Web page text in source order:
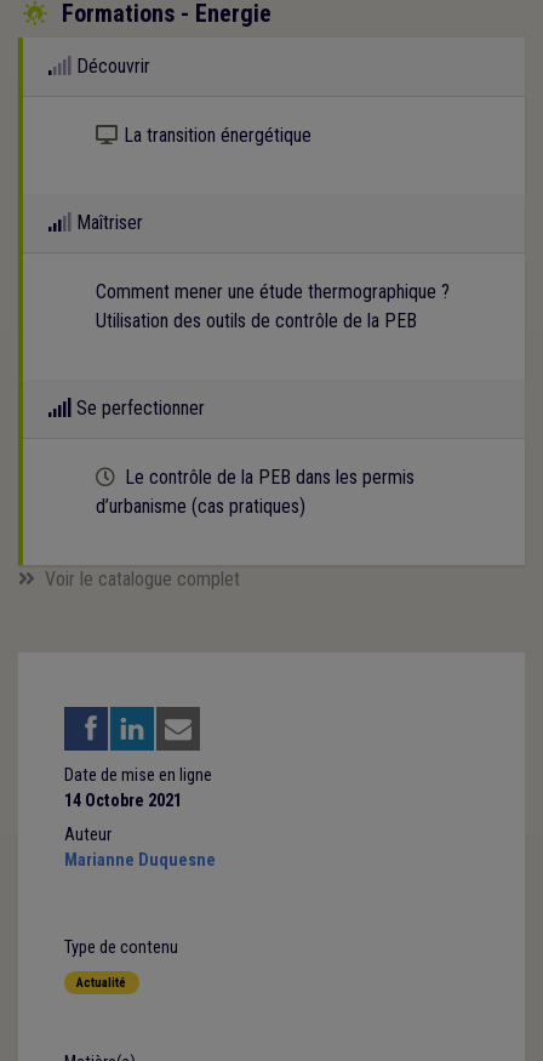
 Formations - Energie
Découvrir
Kit numérique gratuit
La transition énergétique
Maîtriser
Comment mener une étude thermographique ?
Utilisation des outils de contrôle de la PEB
Se perfectionner
Cette formation est programmée
Le contrôle de la PEB dans les permis
d’urbanisme (cas pratiques)
Voir le catalogue complet
Date de mise en ligne
14 Octobre 2021
Auteur
Marianne Duquesne
Type de contenu
Actualité